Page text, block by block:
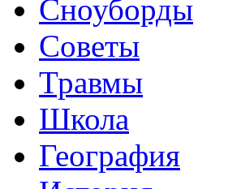
Сноуборды
Советы
Травмы
Школа
География